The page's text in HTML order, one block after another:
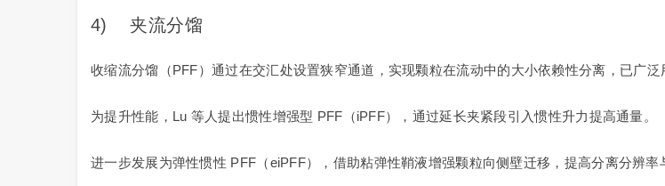
4) 夹流分馏
收缩流分馏（PFF）通过在交汇处设置狭窄通道，实现颗粒在流动中的大小依赖性分离，已广
为提升性能，Lu 等人提出惯性增强型 PFF（iPFF），通过延长夹紧段引入惯性升力提高通量。
进一步发展为弹性惯性 PFF（eiPFF），借助粘弹性鞘液增强颗粒向侧壁迁移，提高分离分辨率